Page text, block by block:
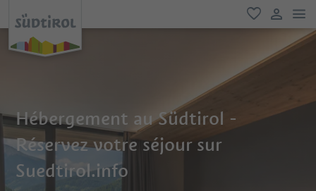
favori
lien
Hébergement au Südtirol -
Réservez votre séjour sur
Suedtirol.info